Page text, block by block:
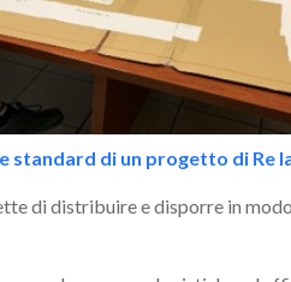
standard di un progetto di Re
di distribuire e disporre in